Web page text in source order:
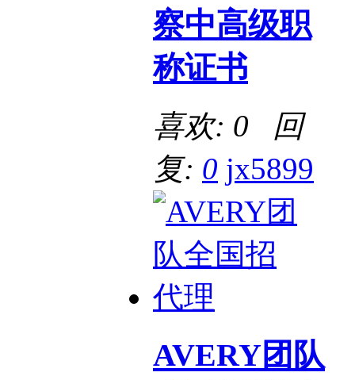
察中高级职
称证书
喜欢: 0 回
复: 0 jx5899
AVERY团队